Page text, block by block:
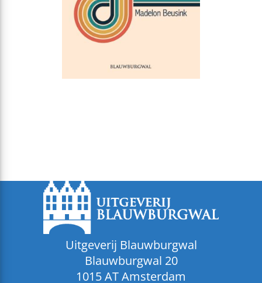
Uitgeverij Blauwburgwal
Blauwburgwal 20
1015 AT Amsterdam